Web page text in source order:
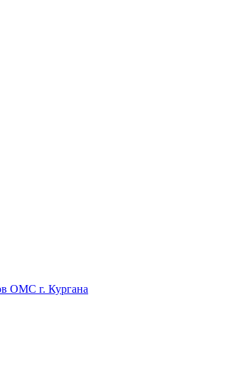
ОМС г. Кургана